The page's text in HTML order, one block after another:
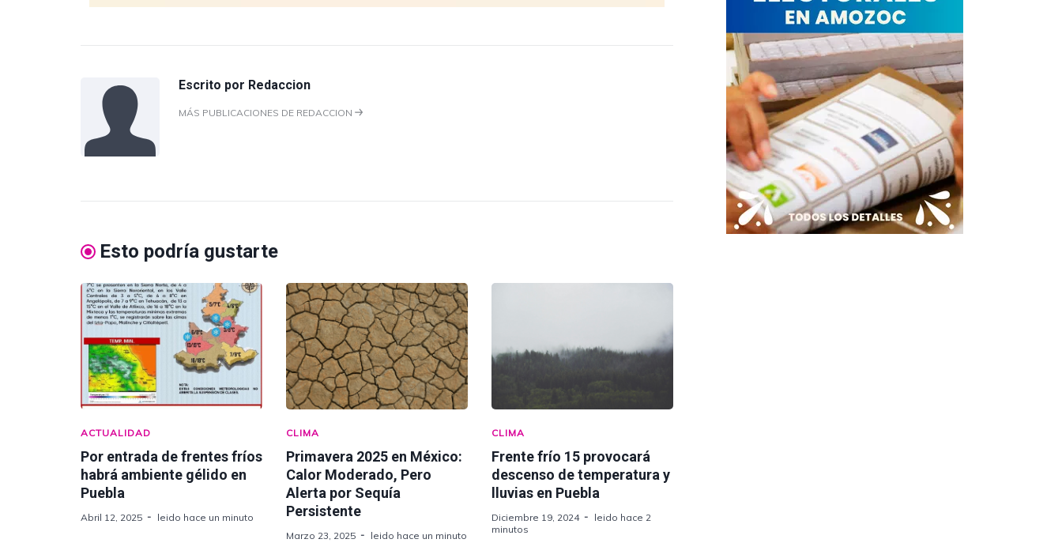
Escrito por Redaccion
MÁS PUBLICACIONES DE REDACCION
Esto podría gustarte
ACTUALIDAD
Por entrada de frentes fríos
habrá ambiente gélido en
Puebla
Abril 12, 2025 leido hace un minuto
CLIMA
Primavera 2025 en México:
Calor Moderado, Pero
Alerta por Sequía
Persistente
Marzo 23, 2025 leido hace un minuto
CLIMA
Frente frío 15 provocará
descenso de temperatura y
lluvias en Puebla
Diciembre 19, 2024
leido hace 2
minutos